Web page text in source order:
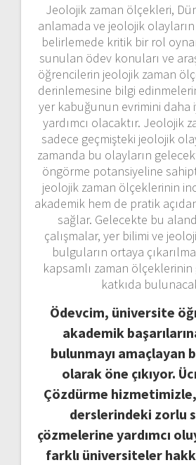
Jeolojik zaman ölçekleri,
anlamada ve jeolojik olayların
belirlemede kritik bir rol
sunulan ödev konuları ve
öğrencilerin jeolojik zaman
derinlemesine bilgi
yer kabuğunun evrimini daha
yardımcı olacaktır. Jeolojik
sadece geçmişteki jeolojik
zamanda bu olayların
öngörme potansiyeline
jeolojik zaman ölçeklerinin
akademik hem de pratik
sağlar. Gelecekte bu
çalışmalar, yer bilimi ve
bulguların ortaya
kapsamlı zaman
katkıda
Ödevcim, üniversite
akademik
bulunmayı amaçlayan
olarak öne çıkıyor.
Çözdürme
derslerindeki zorlu
çözmelerine yardımcı
farklı üniversiteler